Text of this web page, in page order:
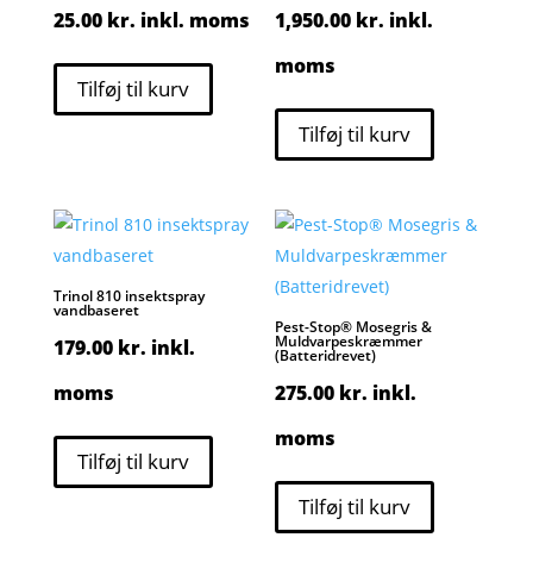
25.00 kr. inkl. moms
Tilføj til kurv
1,950.00 kr. inkl.
moms
Tilføj til kurv
Trinol 810 insektspray
vandbaseret
179.00 kr. inkl.
moms
Tilføj til kurv
Pest-Stop® Mosegris &
Muldvarpeskræmmer
(Batteridrevet)
275.00 kr. inkl.
moms
Tilføj til kurv